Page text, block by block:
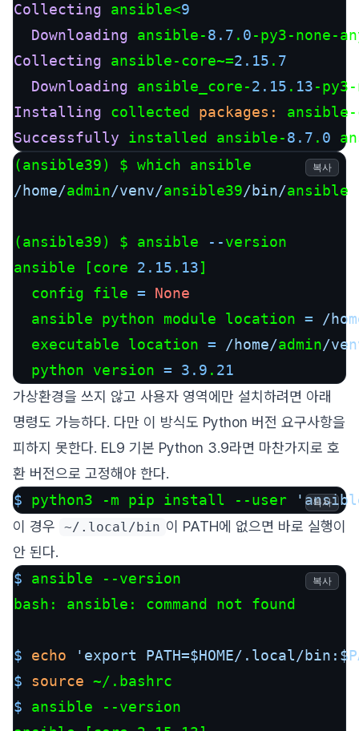
Collecting ansible<9
Downloading ansible-8.7 . 0
Collecting ansible-core~=2.15 . 7
Downloading ansible_core-2.15 . 13
Installing collected packages:
Successfully installed ansible-8.7 . 0
/home/admin/venv/ansible39/bin/ansible
(ansible39) $ ansible --version
ansible [core 2.15 . 13]
  config file
=
None
  ansible python module location
=
/
  executable location
= /home/admin/
  python version
= 3.9 . 21
복사
가상환경을 쓰지 않고 사용자 영역에만 설치하려면 아래
명령도 가능하다. 다만 이 방식도 Python 버전 요구사항을
피하지 못한다. EL9 기본 Python 3.9라면 마찬가지로 호
환 버전으로 고정해야 한다.
$ python3 -m pip install --user 복사
이 경우 ~/.local/bin 이 PATH에 없으면 바로 실행이
안 된다.
$ ansible --version
$ echo
'export PATH=$HOME/.local/
$ source ~/.bashrc
$ ansible --version
복사